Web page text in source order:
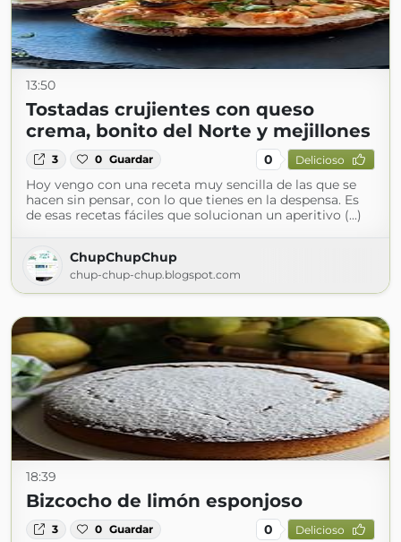
13:50
Tostadas crujientes con queso
crema, bonito del Norte y mejillones
3 0 Guardar 0 Delicioso
Hoy vengo con una receta muy sencilla de las que se
hacen sin pensar, con lo que tienes en la despensa. Es
de esas recetas fáciles que solucionan un aperitivo (...)
ChupChupChup
chup-chup-chup.blogspot.com
18:39
Bizcocho de limón esponjoso
3 0 Guardar 0 Delicioso